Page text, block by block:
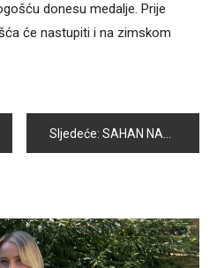
donesu medalje. Prije
će nastupiti i na zimskom
Sljedeće: SAHAN NAJAVLJUJE NOVE PROJEKTE